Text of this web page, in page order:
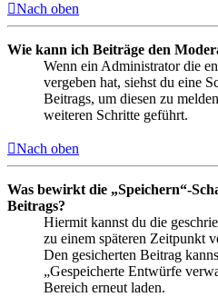
Nach oben
Wie kann ich Beiträge den
Wenn ein Administrator die
vergeben hat, siehst du eine
Beitrags, um diesen zu
weiteren Schritte geführt.
Nach oben
Was bewirkt die „Speichern“-
Beitrags?
Hiermit kannst du die
zu einem späteren Zeitpunkt
Den gesicherten Beitrag
„Gespeicherte Entwürfe
Bereich erneut laden.